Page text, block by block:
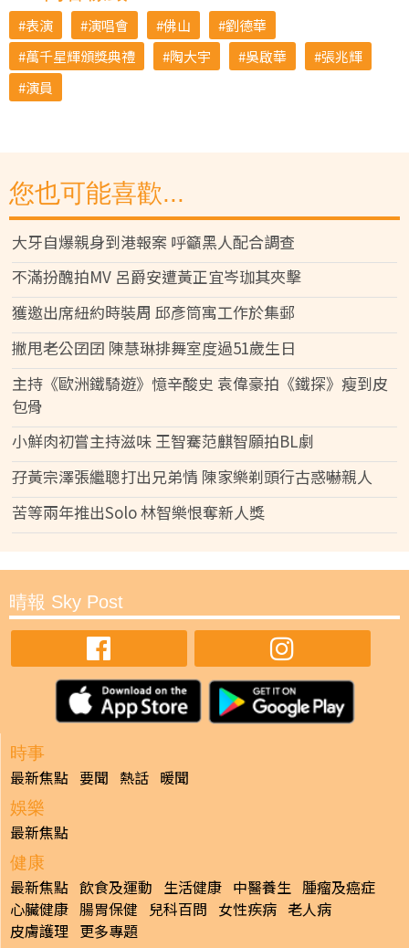
表演 演唱會 佛山
劉德華
萬千星輝頒獎典禮
陶大宇 吳啟華
張兆輝
演員
您也可能喜歡...
大牙自爆親身到港報案 呼籲黑人配合調查
不滿扮醜拍MV 呂爵安遭黃正宜岑珈其夾擊
獲邀出席紐約時裝周 邱彥筒寓工作於集郵
撇甩老公囝囝 陳慧琳排舞室度過51歲生日
主持《歐洲鐵騎遊》憶辛酸史 袁偉豪拍《鐵探》瘦到皮
包骨
小鮮肉初嘗主持滋味 王智騫范麒智願拍BL劇
孖黃宗澤張繼聰打出兄弟情 陳家樂剃頭行古惑嚇親人
苦等兩年推出Solo 林智樂恨奪新人獎
晴報 Sky Post
時事
最新焦點 要聞 熱話 暖聞
娛樂
最新焦點
健康
最新焦點 飲食及運動 生活健康 中醫養生 腫瘤及癌症
心臟健康 腸胃保健 兒科百問 女性疾病 老人病
皮膚護理 更多專題